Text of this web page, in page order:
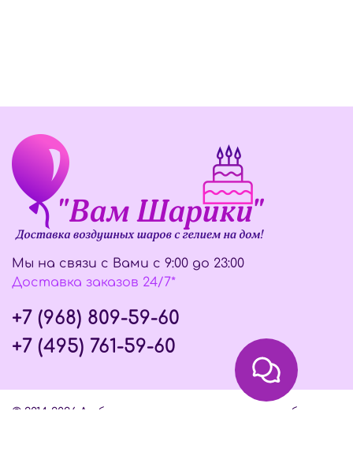
Мы на связи с Вами с 9:00 до 23:00
Доставка заказов 24/7*
+7 (968) 809-59-60
+7 (495) 761-59-60
© 2014-2026 Любое использование контента без